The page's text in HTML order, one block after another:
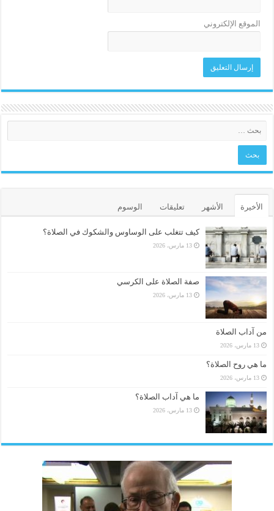
الموقع الإلكتروني
الأخيرة الأشهر تعليقات الوسوم
كيف تتغلب على الوساوس والشكوك في الصلاة؟
13 مارس، 2026
صفة الصلاة على الكرسي
13 مارس، 2026
من آداب الصلاة
13 مارس، 2026
ما هي روح الصلاة؟
13 مارس، 2026
ما هي آداب الصلاة؟
13 مارس، 2026